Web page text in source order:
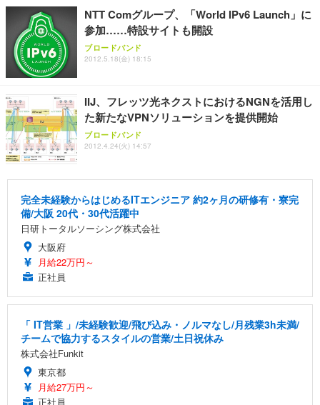
NTT Comグループ、「World IPv6 Launch」に
参加……特設サイトも開設
ブロードバンド
2012.5.18(金) 18:15
IIJ、フレッツ光ネクストにおけるNGNを活用し
た新たなVPNソリューションを提供開始
ブロードバンド
2012.4.24(火) 14:57
完全未経験からはじめるITエンジニア 約2ヶ月の研修有・寮完
備/大阪 20代・30代活躍中
日研トータルソーシング株式会社
大阪府
月給22万円～
正社員
「 IT営業 」/未経験歓迎/飛び込み・ノルマなし/月残業3h未満/
チームで協力するスタイルの営業/土日祝休み
株式会社Funkit
東京都
月給27万円～
正社員